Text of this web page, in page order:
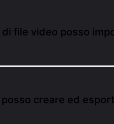
di file video posso
creare ed